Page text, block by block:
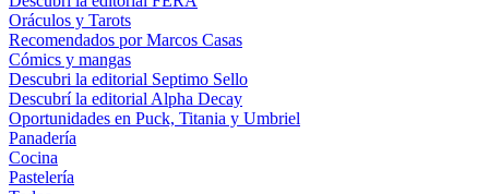
Oráculos y Tarots
Recomendados por Marcos Casas
Cómics y mangas
Descubri la editorial Septimo Sello
Descubrí la editorial Alpha Decay
Oportunidades en Puck, Titania y Umbriel
Panadería
Cocina
Pastelería